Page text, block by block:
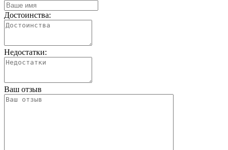
Достоинства:
Недостатки:
Ваш отзыв